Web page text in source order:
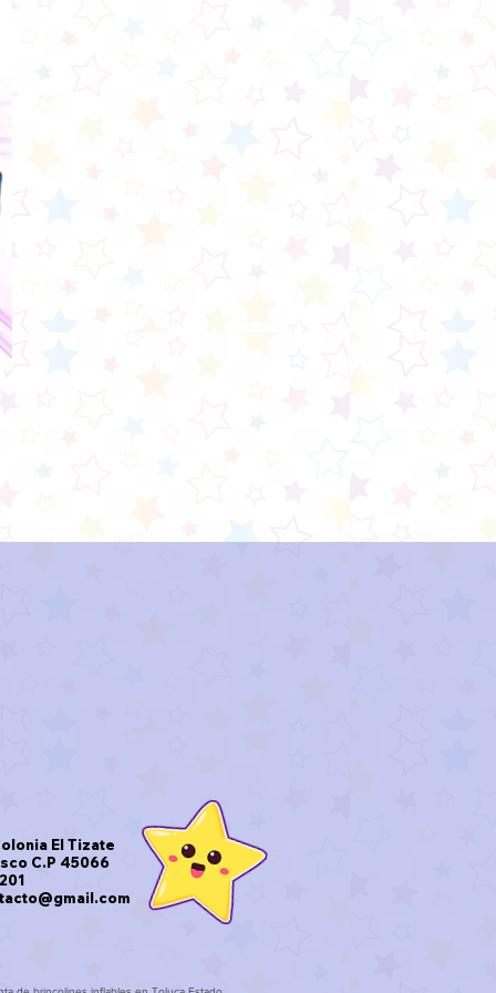
El Tizate
C.P 45066